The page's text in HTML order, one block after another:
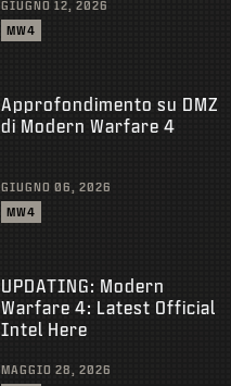
GIUGNO 12, 2026
MW4
Approfondimento su DMZ
di Modern Warfare 4
GIUGNO 06, 2026
MW4
UPDATING: Modern
Warfare 4: Latest Official
Intel Here
MAGGIO 28, 2026